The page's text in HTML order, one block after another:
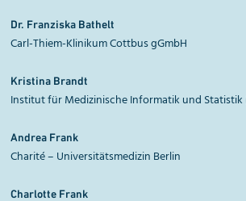
Dr. Franziska Bathelt
Carl-Thiem-Klinikum Cottbus gGmbH
Kristina Brandt
Institut für Medizinische Informatik und Statistik
Andrea Frank
Charité– Universitätsmedizin Berlin
Charlotte Frank